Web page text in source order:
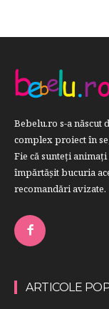
Bebelu.ro s-a născut
complex proiect în
Fie că sunteţi
împărtăşit bucuria
recomandări avizate.
ARTICOLE